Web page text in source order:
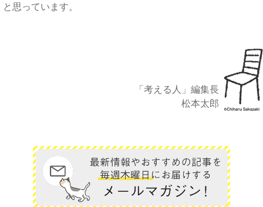
と思っています。
「考える人」編集長
松本太郎